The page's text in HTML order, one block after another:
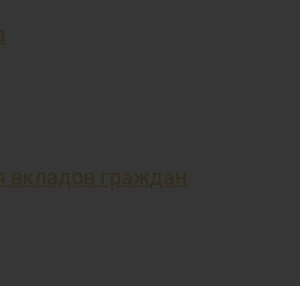
вкладов граждан